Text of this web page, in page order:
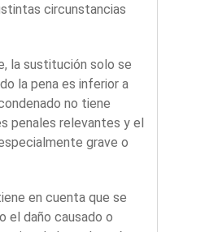
circunstancias
la sustitución solo se
la pena es inferior a
no tiene
penales relevantes y el
grave o
en cuenta que se
el daño causado o